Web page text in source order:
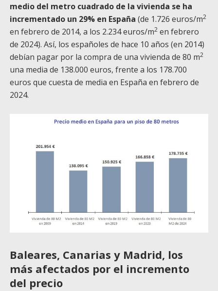
medio del metro cuadrado de la vivienda se ha
incrementado un 29% en España (de 1.726 euros/m2
en febrero de 2014, a los 2.234 euros/m2 en febrero
de 2024). Así, los españoles de hace 10 años (en 2014)
debían pagar por la compra de una vivienda de 80 m2
una media de 138.000 euros, frente a los 178.700
euros que cuesta de media en España en febrero de
2024.
Baleares, Canarias y Madrid, los
más afectados por el incremento
del precio